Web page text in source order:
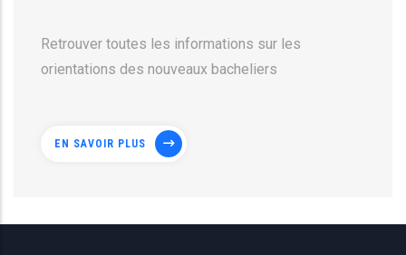
Retrouver toutes les informations sur les
orientations des nouveaux bacheliers
EN SAVOIR PLUS